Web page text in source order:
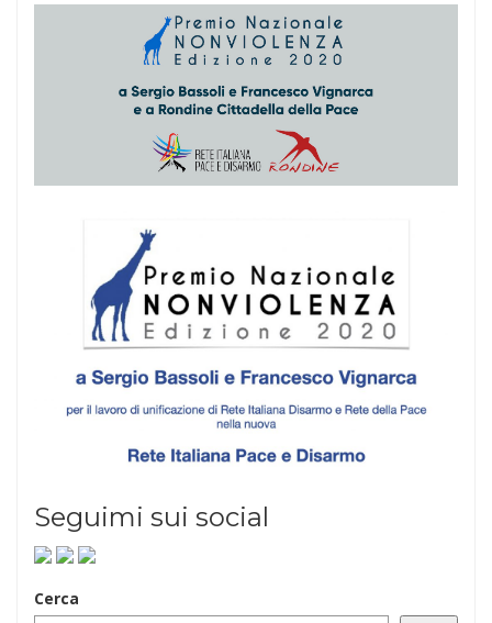
Seguimi sui social
Cerca